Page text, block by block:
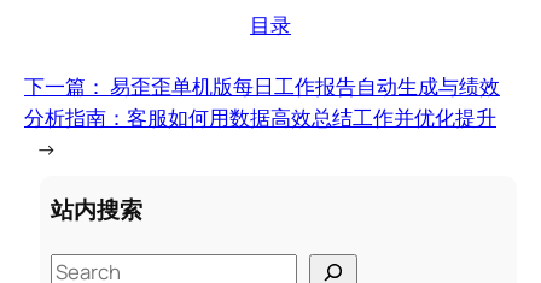
目录
下一篇： 易歪歪单机版每日工作报告自动生成与绩效
分析指南：客服如何用数据高效总结工作并优化提升
→
站内搜索
S